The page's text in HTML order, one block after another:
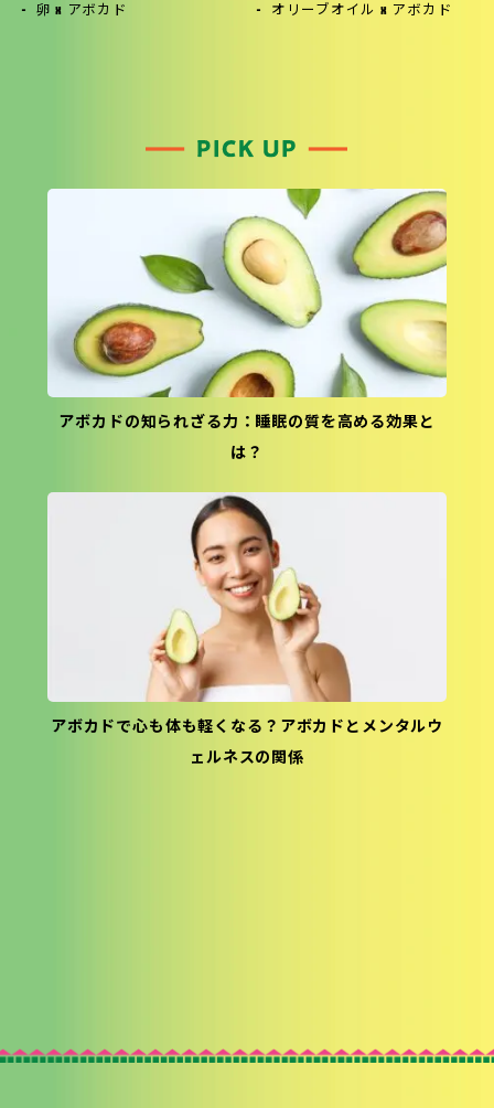
卵 x アボカド オリーブオイル x アボカド
アボカドの知られざる力：睡眠の質を高める効果と
は？
アボカドで心も体も軽くなる？アボカドとメンタルウ
ェルネスの関係